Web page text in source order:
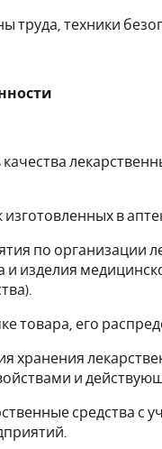
труда, техники
изготовленных в
по организации
и изделия
товара, его
хранения
и
средства с